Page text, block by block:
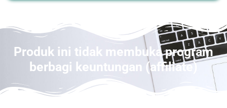
Produk ini tidak membuka program
berbagi keuntungan (affiliate)